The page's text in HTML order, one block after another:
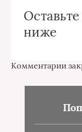
ниже
Комментарии